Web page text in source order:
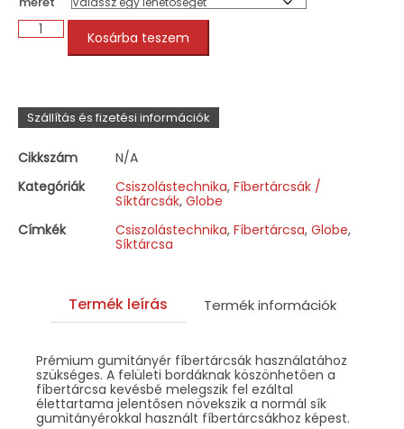
Kosárba teszem
Szállítás és fizetési információk
Cikkszám
N/A
Kategóriák
Csiszolástechnika, Fíbertárcsák /
Síktárcsák, Globe
Címkék
Csiszolástechnika, Fíbertárcsa, Globe,
Síktárcsa
Termék leírás Termék információk
Prémium gumitányér fíbertárcsák használatához
szükséges. A felületi bordáknak köszönhetően a
fíbertárcsa kevésbé melegszik fel ezáltal
élettartama jelentősen növekszik a normál sík
gumitányérokkal használt fíbertárcsákhoz képest.